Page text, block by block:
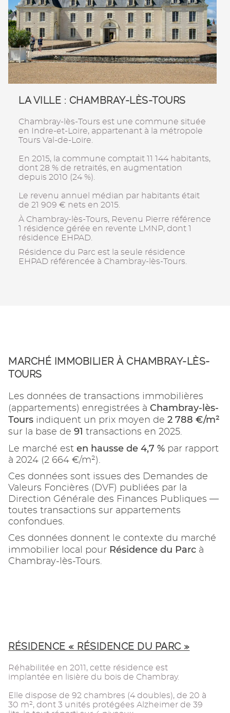
LA VILLE : CHAMBRAY-LÈS-TOURS
Chambray-lès-Tours est une commune située
en Indre-et-Loire, appartenant à la métropole
Tours Val-de-Loire.
En 2015, la commune comptait 11 144 habitants,
dont 28 % de retraités, en augmentation
depuis 2010 (24 %).
Le revenu annuel médian par habitants était
de 21 909 € nets en 2015.
À Chambray-lès-Tours, Revenu Pierre référence
1 résidence gérée en revente LMNP, dont 1
résidence EHPAD.
Résidence du Parc est la seule résidence
EHPAD référencée à Chambray-lès-Tours.
MARCHÉ IMMOBILIER À CHAMBRAY-LÈS-
TOURS
Les données de transactions immobilières
(appartements) enregistrées à Chambray-lès-
Tours indiquent un prix moyen de 2 788 €/m²
sur la base de 91 transactions en 2025.
Le marché est en hausse de 4,7 % par rapport
à 2024 (2 664 €/m²).
Ces données sont issues des Demandes de
Valeurs Foncières (DVF) publiées par la
Direction Générale des Finances Publiques —
toutes transactions sur appartements
confondues.
Ces données donnent le contexte du marché
immobilier local pour Résidence du Parc à
Chambray-lès-Tours.
RÉSIDENCE « RÉSIDENCE DU PARC »
Réhabilitée en 2011, cette résidence est
implantée en lisière du bois de Chambray.
Elle dispose de 92 chambres (4 doubles), de 20 à
30 m², dont 3 unités protégées Alzheimer de 39